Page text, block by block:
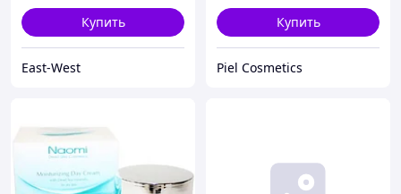
Купить
East-West
Купить
Piel Cosmetics